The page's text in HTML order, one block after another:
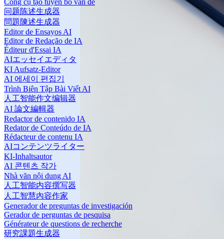
Công cụ tạo tuyên bố vấn đề
问题陈述生成器
問題陳述生成器
Editor de Ensayos AI
Editor de Redação de IA
Éditeur d'Essai IA
AIエッセイエディタ
KI Aufsatz-Editor
AI 에세이 편집기
Trình Biên Tập Bài Viết AI
人工智能作文编辑器
AI 論文編輯器
Redactor de contenido IA
Redator de Conteúdo de IA
Rédacteur de contenu IA
AIコンテンツライター
KI-Inhaltsautor
AI 콘텐츠 작가
Nhà văn nội dung AI
人工智能内容撰写器
人工智慧內容作家
Generador de preguntas de investigación
Gerador de perguntas de pesquisa
Générateur de questions de recherche
研究課題生成器